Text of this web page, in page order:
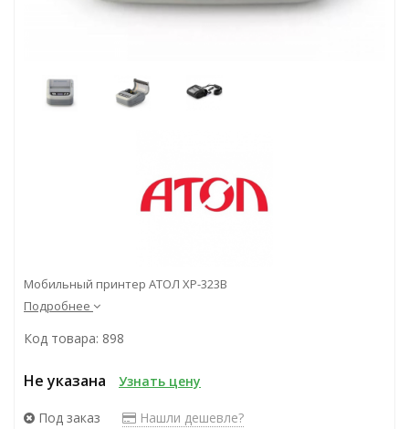
Мобильный принтер АТОЛ XP-323B
Подробнее
Код товара: 898
Не указана Узнать цену
Под заказ Нашли дешевле?